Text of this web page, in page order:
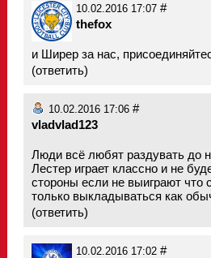
10.02.2016 17:07 #
thefox
и Ширер за нас,
(ответить)
10.02.2016 17:06 #
vladvlad123
Люди всё любят раздувать до
Лестер играет классно и не
стороны если не выиграют что
только выкладываться как
(ответить)
10.02.2016 17:02 #